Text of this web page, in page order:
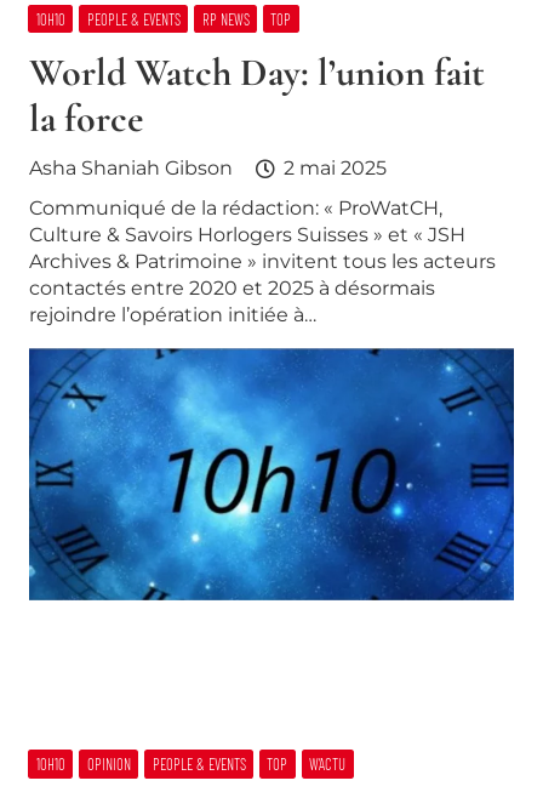
10H10 PEOPLE & EVENTS RP NEWS TOP
World Watch Day: l’union fait
la force
Asha Shaniah Gibson
2 mai 2025
Communiqué de la rédaction: « ProWatCH,
Culture & Savoirs Horlogers Suisses » et « JSH
Archives & Patrimoine » invitent tous les acteurs
contactés entre 2020 et 2025 à désormais
rejoindre l’opération initiée à…
10H10 OPINION PEOPLE & EVENTS TOP W’ACTU